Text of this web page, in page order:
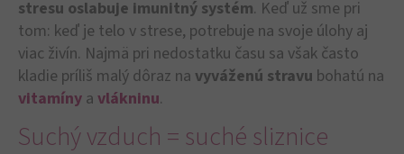
stresu oslabuje imunitný systém. Keď už sme pri
tom: keď je telo v strese, potrebuje na svoje úlohy aj
viac živín. Najmä pri nedostatku času sa však často
kladie príliš malý dôraz na vyváženú stravu bohatú na
vitamíny a vlákninu.
Suchý vzduch = suché sliznice